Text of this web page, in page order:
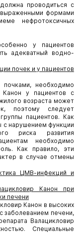
проводиться с
формами
нефротоксичных
у пациентов
адекватный водно-
почек и у пациентов
необходимо
Канон у пациентов с
возраста может
поэтому следует
пациентов. Как
с нарушением функции
риска развития
необходимо
Как правило, эти
в случае отмены
ЦМВ-инфекций и
Канон при
печени
Канон в высоких
заболеванием печени,
Валацикловир
Специальные